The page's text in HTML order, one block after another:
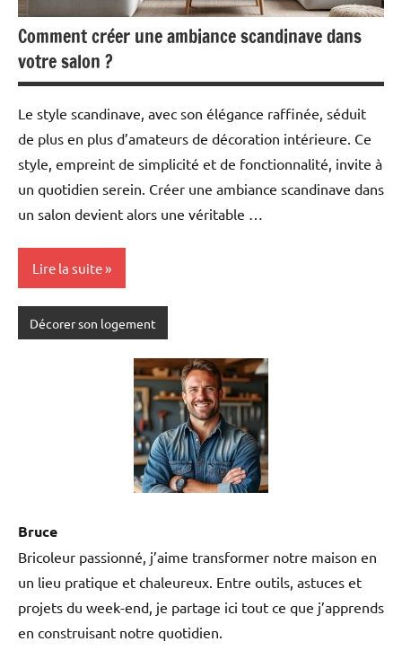
Comment créer une ambiance scandinave dans
votre salon ?
Le style scandinave, avec son élégance raffinée, séduit
de plus en plus d’amateurs de décoration intérieure. Ce
style, empreint de simplicité et de fonctionnalité, invite à
un quotidien serein. Créer une ambiance scandinave dans
un salon devient alors une véritable …
Lire la suite
Décorer son logement
Bruce
Bricoleur passionné, j’aime transformer notre maison en
un lieu pratique et chaleureux. Entre outils, astuces et
projets du week-end, je partage ici tout ce que j’apprends
en construisant notre quotidien.